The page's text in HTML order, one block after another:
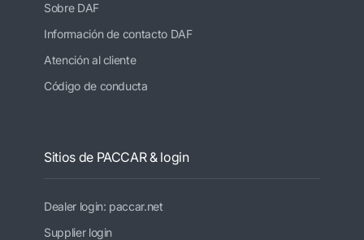
Sobre DAF
Información de contacto DAF
Atención al cliente
Código de conducta
Sitios de PACCAR & login
Dealer login: paccar.net
Supplier login